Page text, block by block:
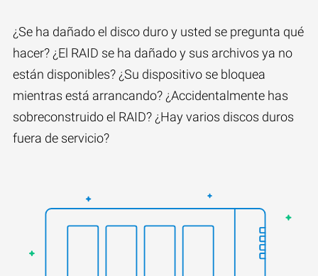
¿Se ha dañado el disco duro y usted se pregunta qué
hacer? ¿El RAID se ha dañado y sus archivos ya no
están disponibles? ¿Su dispositivo se bloquea
mientras está arrancando? ¿Accidentalmente has
sobreconstruido el RAID? ¿Hay varios discos duros
fuera de servicio?